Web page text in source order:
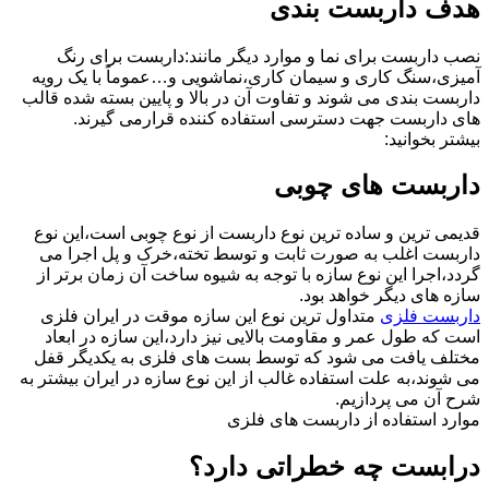
هدف داربست بندی
نصب داربست برای نما و موارد دیگر مانند:داربست برای رنگ
آمیزی،سنگ کاری و سیمان کاری،نماشویی و…عموماً با یک رویه
داربست بندی می شوند و تفاوت آن در بالا و پایین بسته شده قالب
های داربست جهت دسترسی استفاده کننده قرارمی گیرند.
بیشتر بخوانید:
داربست های چوبی
قدیمی ترین و ساده ترین نوع داربست از نوع چوبی است،این نوع
داربست اغلب به صورت ثابت و توسط تخته،خرک و پل اجرا می
گردد،اجرا این نوع سازه با توجه به شیوه ساخت آن زمان برتر از
سازه های دیگر خواهد بود.
داربست فلزی متداول ترین نوع این سازه موقت در ایران فلزی
است که طول عمر و مقاومت بالایی نیز دارد،این سازه در ابعاد
مختلف یافت می شود که توسط بست های فلزی به یکدیگر قفل
می شوند،به علت استفاده غالب از این نوع سازه در ایران بیشتر به
شرح آن می پردازیم.
موارد استفاده از داربست های فلزی
درابست چه خطراتی دارد؟